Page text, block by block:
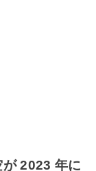
2023 年に